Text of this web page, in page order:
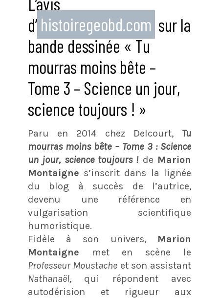
d’ histoiregeobd.com sur la
bande dessinée « Tu
mourras moins bête –
Tome 3 – Science un jour,
science toujours ! »
Paru en 2014 chez Delcourt, Tu
mourras moins bête – Tome 3 : Science
un jour, science toujours !de Marion
Montaigne s’inscrit dans la lignée
du blog à succès de l’autrice,
devenu une référence en
vulgarisation scientifique
humoristique.
Fidèle à son univers, Marion
Montaigne met en scène le
Professeur Moustacheet son assistant
Nathanaël, qui répondent avec
autodérision et rigueur aux